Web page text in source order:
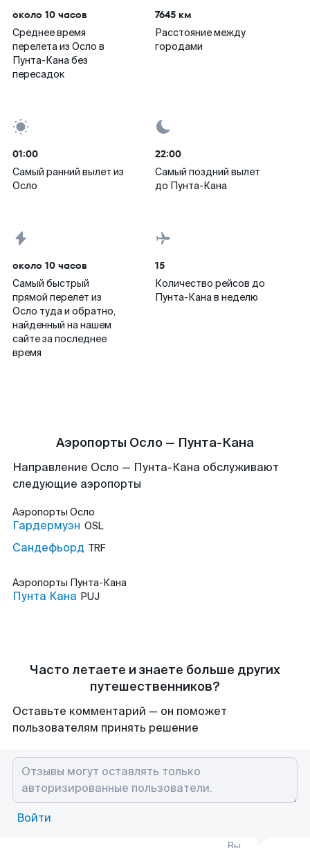
около 10 часов
Среднее время
перелета из Осло в
Пунта-Кана без
пересадок
7645 км
Расстояние между
городами
01:00
Самый ранний вылет из
Осло
22:00
Самый поздний вылет
до Пунта-Кана
около 10 часов
Самый быстрый
прямой перелет из
Осло туда и обратно,
найденный на нашем
сайте за последнее
время
15
Количество рейсов до
Пунта-Кана в неделю
Аэропорты Осло — Пунта-Кана
Направление Осло — Пунта-Кана обслуживают
следующие аэропорты
Аэропорты Осло
Гардермуэн OSL
Сандефьорд TRF
Аэропорты Пунта-Кана
Пунта Кана PUJ
Часто летаете и знаете больше других
путешественников?
Оставьте комментарий — он поможет
пользователям принять решение
Войти